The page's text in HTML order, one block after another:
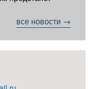
все новости →